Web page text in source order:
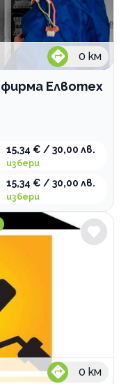
0 км
Елвотех
15,34 € / 30,00 лв.
избери
15,34 € / 30,00 лв.
избери
0 км